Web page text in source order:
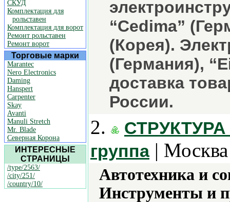
СКУД
Комплектация для
рольставен
Комплектация для ворот
Ремонт рольставен
Ремонт ворот
Торговые марки
Marantec
Nero Electronics
Daming
Hanspert
Carpenter
Skay
Avanti
Manuli Stretch
Mr. Blade
Северная Корона
ИНТЕРЕСНЫЕ
СТРАНИЦЫ
/type/2563/
/city/251/
/country/10/
“Cedima”
(Корея).
(Германия),
доставка
России.
2.
группа|
Автотехника и
Инструменты и